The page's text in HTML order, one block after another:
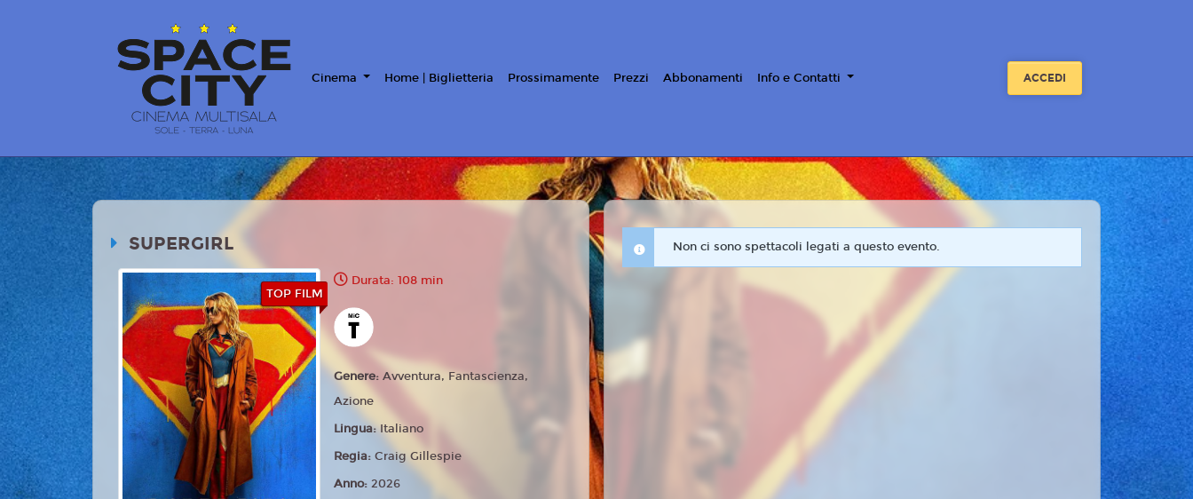
Cinema Home | Biglietteria Prossimamente Prezzi Abbonamenti Info e Contatti ACCEDI
SUPERGIRL
TOP FILM
Durata: 108 min
Genere:Avventura, Fantascienza,
Azione
Lingua:Italiano
Regia:Craig Gillespie
Anno:2026
Non ci sono spettacoli legati a questo evento.